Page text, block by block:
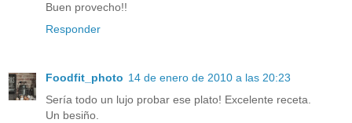
Buen provecho!!
Responder
Foodfit_photo 14 de enero de 2010 a las 20:23
Sería todo un lujo probar ese plato! Excelente receta.
Un besiño.